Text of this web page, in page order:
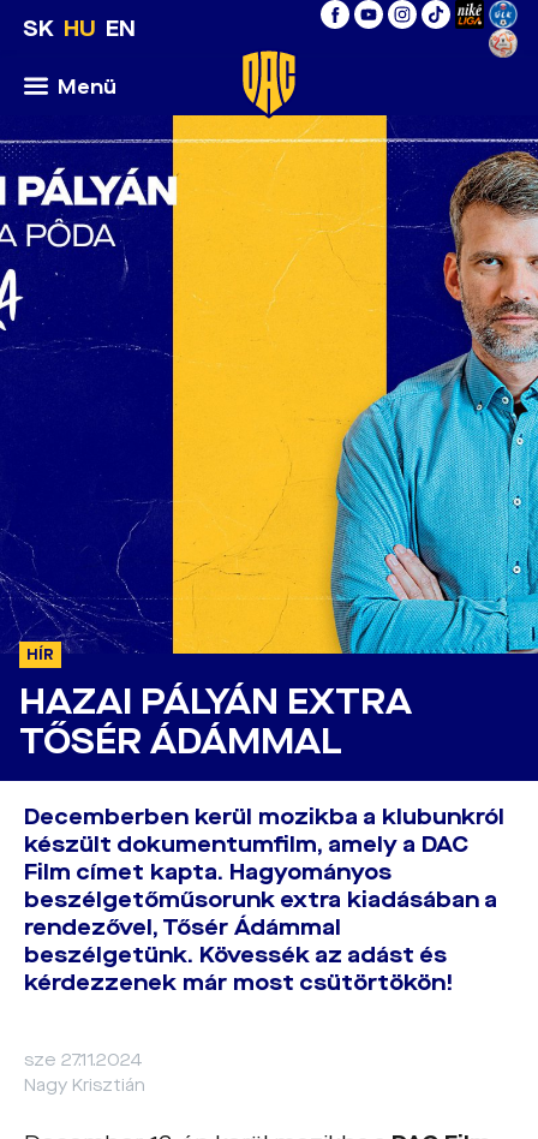
SK HU EN
Menü
HÍR
HAZAI PÁLYÁN EXTRA
TŐSÉR ÁDÁMMAL
Decemberben kerül mozikba a klubunkról
készült dokumentumfilm, amely a DAC
Film címet kapta. Hagyományos
beszélgetőműsorunk extra kiadásában a
rendezővel, Tősér Ádámmal
beszélgetünk. Kövessék az adást és
kérdezzenek már most csütörtökön!
sze 27.11.2024
Nagy Krisztián